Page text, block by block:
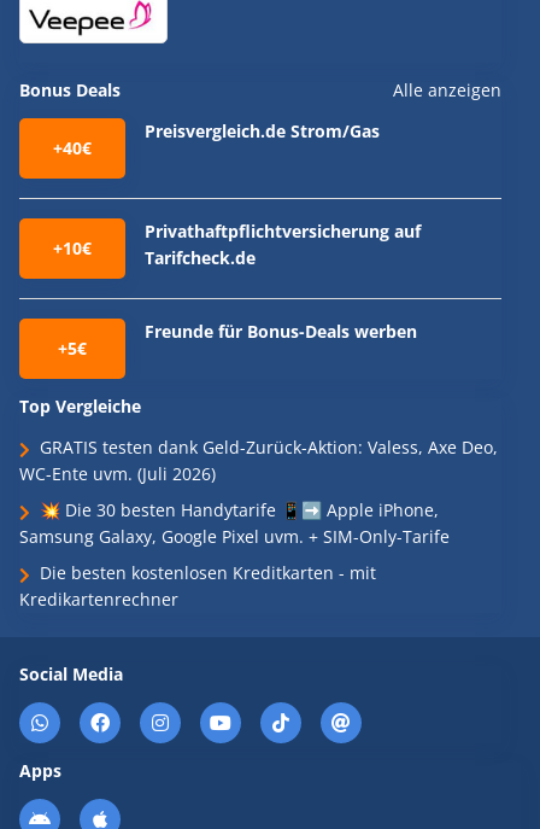
Bonus Deals Alle anzeigen
+40€
Preisvergleich.de Strom/Gas
+10€
Privathaftpflichtversicherung auf
Tarifcheck.de
+5€
Freunde für Bonus-Deals werben
Top Vergleiche
GRATIS testen dank Geld-Zurück-Aktion: Valess, Axe Deo,
WC-Ente uvm. (Juli 2026)
💥 Die 30 besten Handytarife 📱➡️ Apple iPhone,
Samsung Galaxy, Google Pixel uvm. + SIM-Only-Tarife
Die besten kostenlosen Kreditkarten - mit
Kredikartenrechner
Social Media
Apps